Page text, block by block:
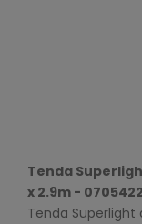
Tenda
x 2.9m -
Tenda